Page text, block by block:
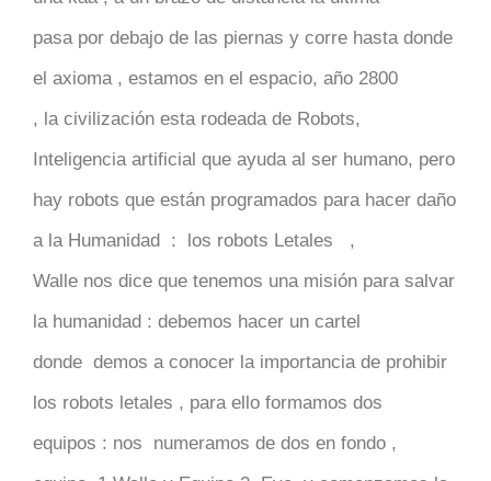
pasa por debajo de las piernas y corre hasta donde
el axioma , estamos en el espacio, año 2800
, la civilización esta rodeada de Robots,
Inteligencia artificial que ayuda al ser humano, pero
hay robots que están programados para hacer daño
a la Humanidad : los robots Letales ,
Walle nos dice que tenemos una misión para salvar
la humanidad : debemos hacer un cartel
donde demos a conocer la importancia de prohibir
los robots letales , para ello formamos dos
equipos : nos numeramos de dos en fondo ,